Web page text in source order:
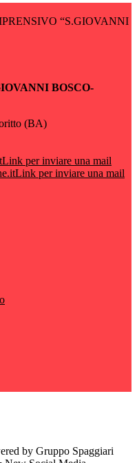
“S.GIOVANNI
BOSCO-
(BA)
Link per inviare una mail
Link per inviare una mail
by Gruppo Spaggiari